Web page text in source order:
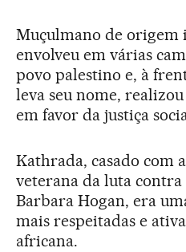
Muçulmano de origem
envolveu em várias
povo palestino e, à
leva seu nome,
em favor da justiça
Kathrada, casado com
veterana da luta contra
Barbara Hogan, era
mais respeitadas e
africana.